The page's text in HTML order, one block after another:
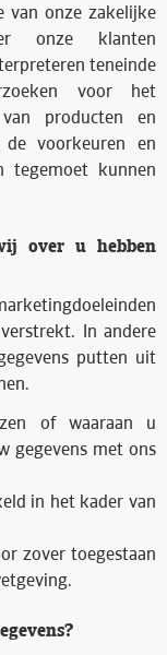
van onze zakelijke
onze klanten
teneinde
voor het
producten en
voorkeuren en
tegemoet kunnen
over u hebben
In andere
putten uit
of waaraan u
gegevens met ons
in het kader van
zover toegestaan